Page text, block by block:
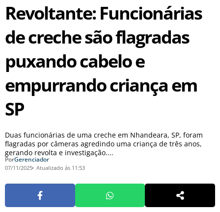
Revoltante: Funcionárias
de creche são flagradas
puxando cabelo e
empurrando criança em
SP
Duas funcionárias de uma creche em Nhandeara, SP, foram
flagradas por câmeras agredindo uma criança de três anos,
gerando revolta e investigação....
PorGerenciador
07/11/2025 Atualizado às 11:53